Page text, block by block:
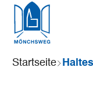
Sie
sind
Startseite